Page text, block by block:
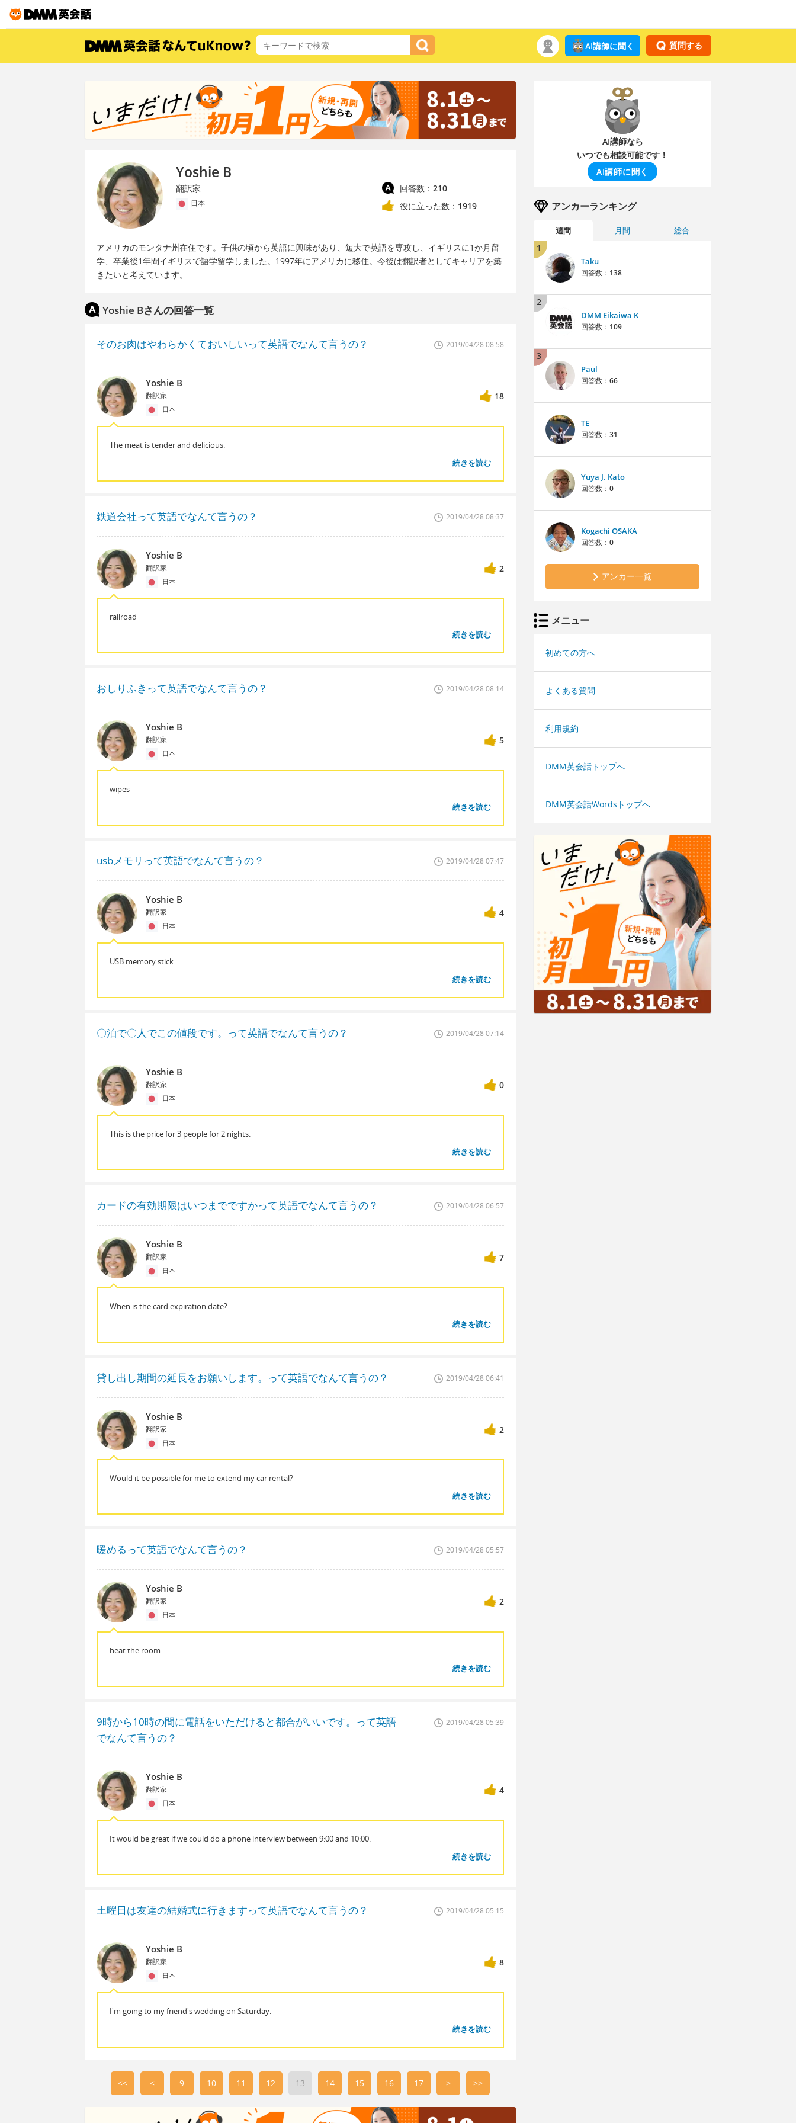
質問する
AI講師に聞く
Yoshie B
翻訳家
日本
回答数： 210
役に立った数： 1919
アメリカのモンタナ州在住です。子供の頃から英語に興味があり、短大で英語を専攻し、イギリスに1か月留
学、卒業後1年間イギリスで語学留学しました。1997年にアメリカに移住。今後は翻訳者としてキャリアを築
きたいと考えています。
Yoshie Bさんの回答一覧
そのお肉はやわらかくておいしいって英語でなんて言うの？ 2019/04/28 08:58
Yoshie B
翻訳家
日本
18
The meat is tender and delicious.
続きを読む
鉄道会社って英語でなんて言うの？ 2019/04/28 08:37
Yoshie B
翻訳家
日本
2
railroad
続きを読む
おしりふきって英語でなんて言うの？ 2019/04/28 08:14
Yoshie B
翻訳家
日本
5
wipes
続きを読む
usbメモリって英語でなんて言うの？ 2019/04/28 07:47
Yoshie B
翻訳家
日本
4
USB memory stick
続きを読む
〇泊で〇人でこの値段です。って英語でなんて言うの？ 2019/04/28 07:14
Yoshie B
翻訳家
日本
0
This is the price for 3 people for 2 nights.
続きを読む
カードの有効期限はいつまでですかって英語でなんて言うの？ 2019/04/28 06:57
Yoshie B
翻訳家
日本
7
When is the card expiration date?
続きを読む
貸し出し期間の延長をお願いします。って英語でなんて言うの？ 2019/04/28 06:41
Yoshie B
翻訳家
日本
2
Would it be possible for me to extend my car rental?
続きを読む
暖めるって英語でなんて言うの？ 2019/04/28 05:57
Yoshie B
翻訳家
日本
2
heat the room
続きを読む
9時から10時の間に電話をいただけると都合がいいです。って英語
でなんて言うの？
2019/04/28 05:39
Yoshie B
翻訳家
日本
4
It would be great if we could do a phone interview between 9:00 and 10:00.
続きを読む
土曜日は友達の結婚式に行きますって英語でなんて言うの？ 2019/04/28 05:15
Yoshie B
翻訳家
日本
8
I'm going to my friend's wedding on Saturday.
続きを読む
<< < 9 10 11 12 13 14 15 16 17 > >>
AI講師なら
いつでも相談可能です！
AI講師に聞く
アンカーランキング
週間 月間 総合
1
Taku
回答数： 138
2
DMM Eikaiwa K
回答数： 109
3
Paul
回答数： 66
TE
回答数： 31
Yuya J. Kato
回答数： 0
Kogachi OSAKA
回答数： 0
アンカー一覧
メニュー
初めての方へ
よくある質問
利用規約
DMM英会話トップへ
DMM英会話Wordsトップへ